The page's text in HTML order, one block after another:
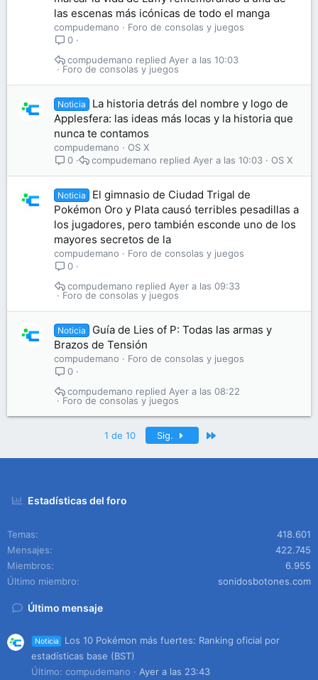
las escenas más icónicas de todo el manga
compudemano
Foro de consolas y juegos
0
Foro de consolas y juegos
Ayer a las 10:03
compudemano
Noticia
La historia detrás del nombre y logo de
Applesfera: las ideas más locas y la historia que
nunca te contamos
compudemano
OS X
0
OS X
Ayer a las 10:03
compudemano
Noticia
El gimnasio de Ciudad Trigal de
Pokémon Oro y Plata causó terribles pesadillas a
los jugadores, pero también esconde uno de los
mayores secretos de la
compudemano
Foro de consolas y juegos
0
Foro de consolas y juegos
Ayer a las 09:33
compudemano
Noticia
Guía de Lies of P: Todas las armas y
Brazos de Tensión
compudemano
Foro de consolas y juegos
0
Foro de consolas y juegos
Ayer a las 08:22
compudemano
1 de 10 Sig.
Estadísticas del foro
Temas
418.601
Mensajes
422.745
Miembros
6.955
Último miembro
sonidosbotones.com
Último mensaje
Noticia
Los 10 Pokémon más fuertes: Ranking oficial por
estadísticas base (BST)
Último: compudemano
Ayer a las 23:43